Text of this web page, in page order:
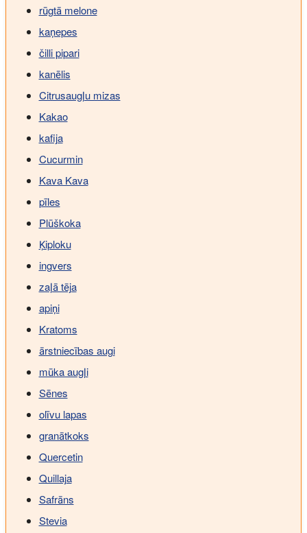
rūgtā melone
kaņepes
čilli pipari
kanēlis
Citrusaugļu mizas
Kakao
kafija
Cucurmin
Kava Kava
pīles
Plūškoka
Ķiploku
ingvers
zaļā tēja
apiņi
Kratoms
ārstniecības augi
mūka augļi
Sēnes
olīvu lapas
granātkoks
Quercetin
Quillaja
Safrāns
Stevia